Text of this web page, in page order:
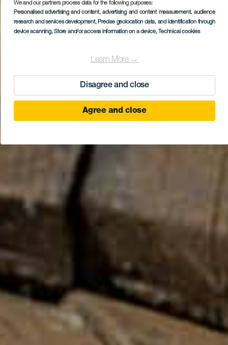
We and our partners process data for the following purposes:
Personalised advertising and content, advertising and content measurement, audience
research and services development, Precise geolocation data, and identification through
device scanning, Store and/or access information on a device, Technical cookies
Learn More →
Disagree and close
Agree and close